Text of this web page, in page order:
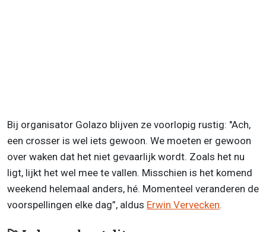
Bij organisator Golazo blijven ze voorlopig rustig: "Ach,
een crosser is wel iets gewoon. We moeten er gewoon
over waken dat het niet gevaarlijk wordt. Zoals het nu
ligt, lijkt het wel mee te vallen. Misschien is het komend
weekend helemaal anders, hé. Momenteel veranderen de
voorspellingen elke dag”, aldus Erwin Vervecken.